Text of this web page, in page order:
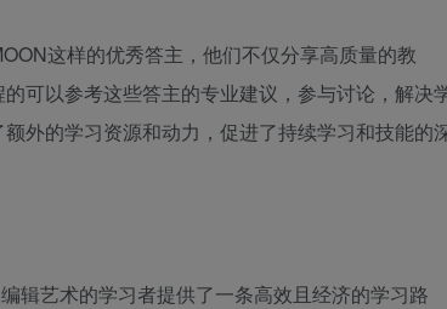
这样的优秀答主，他们不仅分享高质量的教
可以参考这些答主的专业建议，参与讨论，解决
外的学习资源和动力，促进了持续学习和技能的
辑艺术的学习者提供了一条高效且经济的学习路